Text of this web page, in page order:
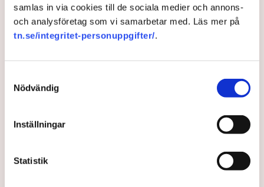
samlas in via cookies till de sociala medier och annons-
och analysföretag som vi samarbetar med. Läs mer på
tn.se/integritet-personuppgifter/.
Nödvändig
Inställningar
Statistik
budgetsatsningar väntas